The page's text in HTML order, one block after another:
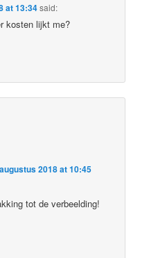
at 13:34said:
kosten lijkt me?
2018 at 10:45
tot de verbeelding!